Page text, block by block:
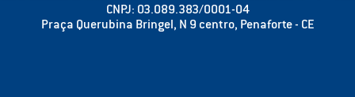
CNPJ: 03.089.383/0001-04
Praça Querubina Bringel, N 9 centro, Penaforte - CE